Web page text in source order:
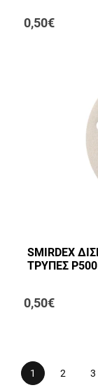
0,50€
SMIRDEX
ΤΡΥΠΕΣ P500
0,50€
1 2 3